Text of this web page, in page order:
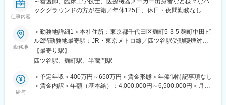
南ドイツで100年以上の歴史を持つ医療機器メーカーの完全子会
社、140を超える国や地域で自社開発の医療機器を販売していま
侵襲手術に寄与しています。本社開発体制ではインプラント分野
に注力、新製品のグローバルな上市を継続的に行っています。
変更の範囲：会社の定める業務
※担当病院数は10～15施設ほどです。
※緊急の呼び出し等は発生いたしません。
■担当製品
サージェリー事業本部で展開している外科の製品群で「手術用縫
合糸」「手術用器機」「止血剤」の大きく3つ分けれております。
入社後はいずれかの製品群を担当いただきます。豊富なラインナ
ップを揃えており、顧客のニーズに合わせた最適なソリューショ
ン提案が可能です。
仕事内容
ックグラウンドの方が在籍／年休125日、休日・夜間勤務なし～
▽概要
・同社はスイスに本社を置き、世界45か国で事業展開するスパイ
ン・ジョイント領域の医療機器メーカーです。
・スクリューを安全に刺入するため、患者のCTデータを取り込み
3Dプリンターで個々の治具を製造する技術「MySpine」は、国内
医師との共同開発です。本技術の教育プログラムやAR技術を用い
たサポートシステムも提供しており、既にグローバルでTOP5シェ
アながら、過去10年で平均25%と非常に高い成長率で規模を拡
勤務地
＜勤務地詳細1＞本社住所：東京都千代田区麹町5-3-5 麹町中田ビ
ル2階勤務地最寄駅：JR・東京メトロ線／四ツ谷駅受動喫煙対
策：屋内全面禁煙＜勤務地詳細2＞東北エリア住所：宮城県・岩手
県・青森県・山形県・福島県・秋田県 東北地域の病院への直行直
める事業所
【最寄り駅】
四ツ谷駅、麹町駅、半蔵門駅
給与
＜予定年収＞400万円～650万円＜賃金形態＞年俸制特記事項なし
＜賃金内訳＞年額（基本給）：4,000,000円～6,500,000円＜月額